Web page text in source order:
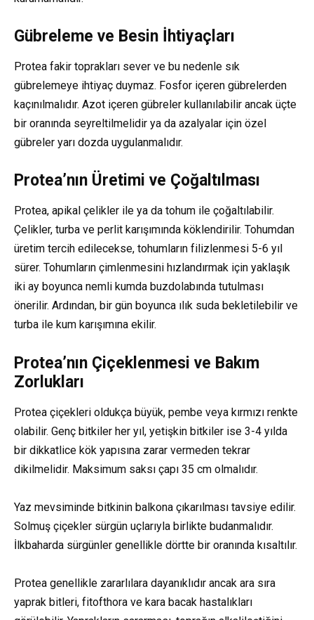
Gübreleme ve Besin İhtiyaçları
Protea fakir toprakları sever ve bu nedenle sık
gübrelemeye ihtiyaç duymaz. Fosfor içeren gübrelerden
kaçınılmalıdır. Azot içeren gübreler kullanılabilir ancak üçte
bir oranında seyreltilmelidir ya da azalyalar için özel
gübreler yarı dozda uygulanmalıdır.
Protea’nın Üretimi ve Çoğaltılması
Protea, apikal çelikler ile ya da tohum ile çoğaltılabilir.
Çelikler, turba ve perlit karışımında köklendirilir. Tohumdan
üretim tercih edilecekse, tohumların filizlenmesi 5-6 yıl
sürer. Tohumların çimlenmesini hızlandırmak için yaklaşık
iki ay boyunca nemli kumda buzdolabında tutulması
önerilir. Ardından, bir gün boyunca ılık suda bekletilebilir ve
turba ile kum karışımına ekilir.
Protea’nın Çiçeklenmesi ve Bakım
Zorlukları
Protea çiçekleri oldukça büyük, pembe veya kırmızı renkte
olabilir. Genç bitkiler her yıl, yetişkin bitkiler ise 3-4 yılda
bir dikkatlice kök yapısına zarar vermeden tekrar
dikilmelidir. Maksimum saksı çapı 35 cm olmalıdır.
Yaz mevsiminde bitkinin balkona çıkarılması tavsiye edilir.
Solmuş çiçekler sürgün uçlarıyla birlikte budanmalıdır.
İlkbaharda sürgünler genellikle dörtte bir oranında kısaltılır.
Protea genellikle zararlılara dayanıklıdır ancak ara sıra
yaprak bitleri, fitofthora ve kara bacak hastalıkları